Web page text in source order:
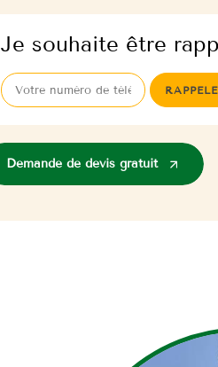
Je souhaite être
Demande de devis gratuit